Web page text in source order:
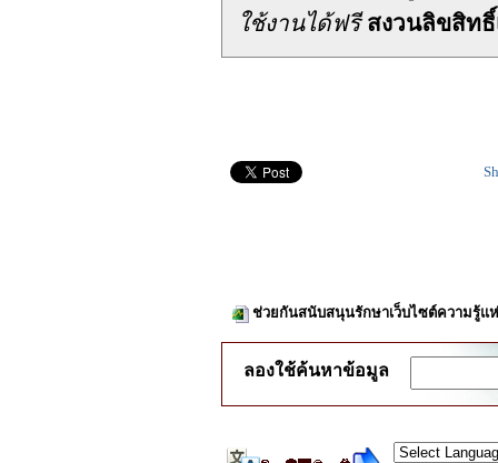
ใช้งานได้ฟรีสงวนลิขสิทธิ์
ช่วยกันสนับสนุนรักษาเว็บไซต์ความรู้แ
ลองใช้ค้นหาข้อมูล